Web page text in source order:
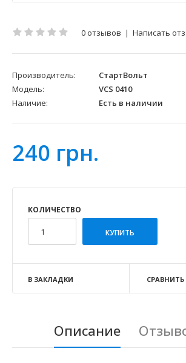
0 отзывов | Написать
Производитель:
СтартВольт
Модель:
VCS 0410
Наличие:
Есть в наличии
240 грн.
КОЛИЧЕСТВО
В ЗАКЛАДКИ СРАВНИТЬ
Описание